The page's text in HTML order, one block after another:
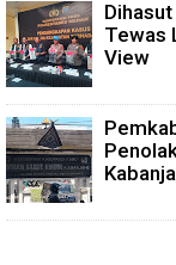
Tewas
View